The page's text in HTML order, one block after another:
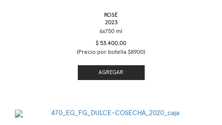
ROSÉ
2023
$ 53.400,00
(Precio por botella $8900)
AGREGAR